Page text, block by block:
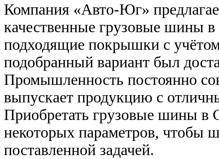
Компания «Авто-Юг»
качественные грузовые шины
подходящие покрышки с
подобранный вариант был
Промышленность постоянно
выпускает продукцию с
Приобретать грузовые шины в
некоторых параметров, чтобы
поставленной задачей.